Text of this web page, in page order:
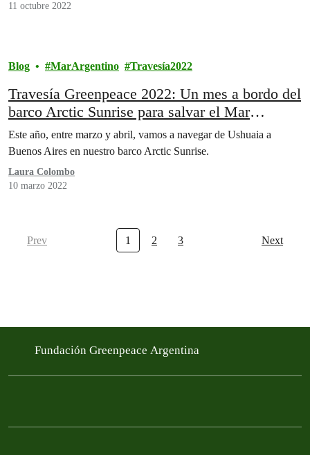
11 octubre 2022
Blog MarArgentino Travesía2022
Travesía Greenpeace 2022: Un mes a bordo del
barco Arctic Sunrise para salvar el Mar
Argentino
Este año, entre marzo y abril, vamos a navegar de Ushuaia a
Buenos Aires en nuestro barco Arctic Sunrise.
Laura Colombo
10 marzo 2022
Prev 1 2 3 Next
Fundación Greenpeace Argentina